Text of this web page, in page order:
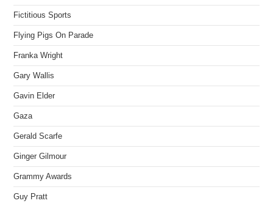
Fictitious Sports
Flying Pigs On Parade
Franka Wright
Gary Wallis
Gavin Elder
Gaza
Gerald Scarfe
Ginger Gilmour
Grammy Awards
Guy Pratt